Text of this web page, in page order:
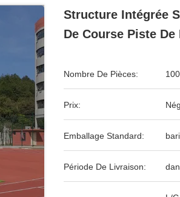
Structure Intégrée
De Course Piste
Nombre De Pièces:
Prix:
Emballage Standard:
Période De Livraison: